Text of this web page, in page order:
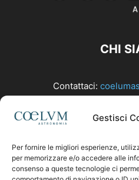
Gestisci
Per fornire le migliori esperienze,
per memorizzare e/o accedere alle
consenso a queste tecnologie ci
CHI
Contattaci: